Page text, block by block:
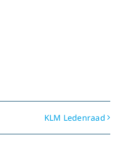
KLM Ledenraad